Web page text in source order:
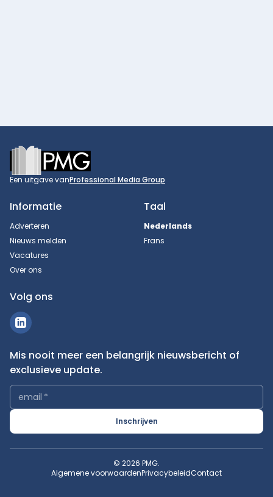
Footer
Een uitgave vanProfessional Media Group
Informatie
Adverteren
Nieuws melden
Vacatures
Over ons
Taal
Nederlands
Frans
Volg ons
Mis nooit meer een belangrijk nieuwsbericht of
exclusieve update.
email *
Inschrijven
© 2026 PMG.
Algemene voorwaardenPrivacybeleidContact